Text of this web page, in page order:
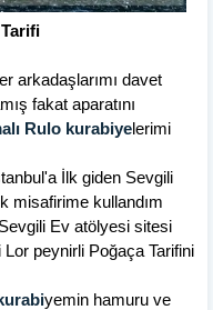
arkadaşlarımı davet
fakat aparatını
Rulo kurabiyelerimi
İlk giden Sevgili
misafirime kullandım
Ev atölyesi sitesi
Lor peynirli Poğaça Tarifini
yemin hamuru ve